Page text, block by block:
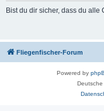
Bist du dir sicher, dass du
Fliegenfischer-Forum
Powered by